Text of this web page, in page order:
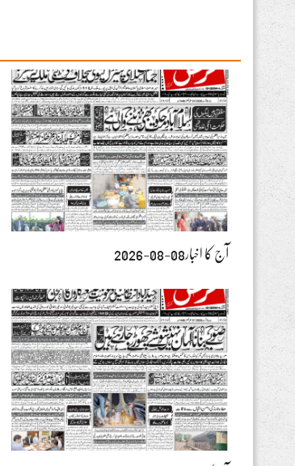
آج کا اخبار08-08-2026